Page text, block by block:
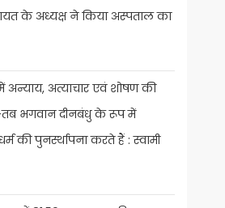
के अध्यक्ष ने किया अस्पताल का
अत्याचार एवं शोषण की
तब भगवान दीनबंधु के रूप में
की पुनर्स्थापना करते हैं : स्वामी